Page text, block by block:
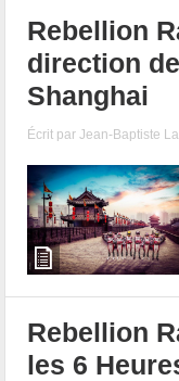
Rebellion
direction
Shanghai
Écrit parJean-Baptiste
Rebellion
les 6